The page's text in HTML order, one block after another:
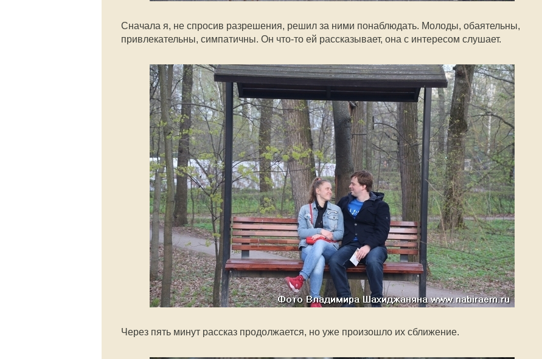
Сначала я, не спросив разрешения, решил за ними понаблюдать. Молоды, обаятельны,
привлекательны, симпатичны. Он что-то ей рассказывает, она с интересом слушает.
Через пять минут рассказ продолжается, но уже произошло их сближение.